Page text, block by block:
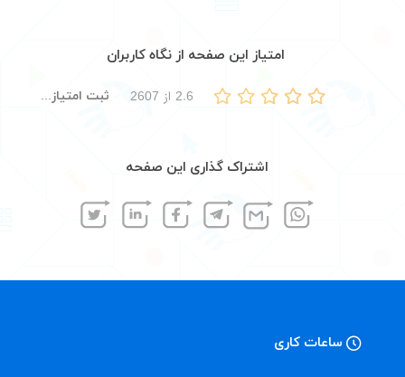
اشتراک گذاری این صفحه
امتیاز این صفحه از نگاه کاربران
2.6 از 2607 ثبت امتیاز...
ساعات کاری